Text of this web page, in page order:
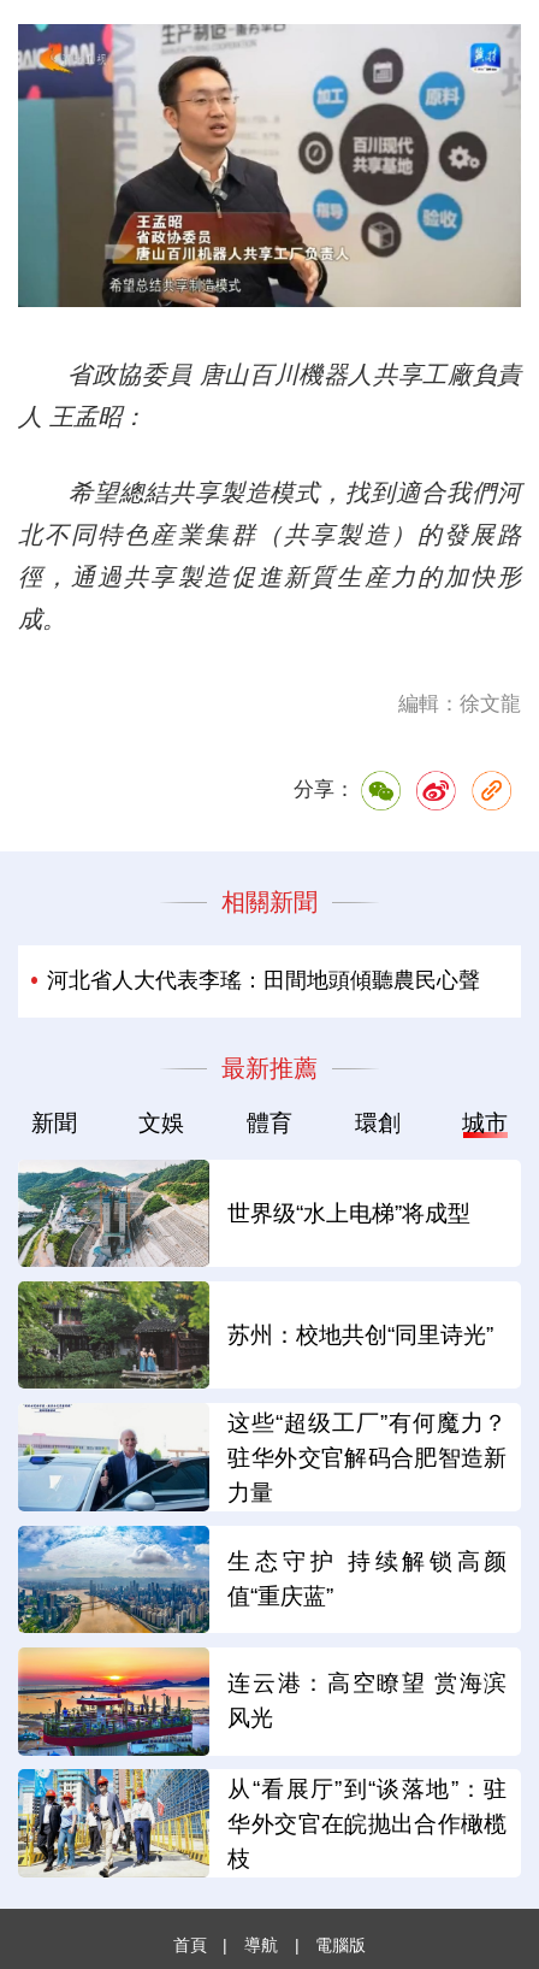
省政協委員 唐山百川機器人共享工廠負責
人 王孟昭：
希望總結共享製造模式，找到適合我們河
北不同特色産業集群（共享製造）的發展路
徑，通過共享製造促進新質生産力的加快形
成。
編輯：徐文龍
分享：
相關新聞
河北省人大代表李瑤：田間地頭傾聽農民心聲
最新推薦
新聞 文娛 體育 環創 城市
世界级“水上电梯”将成型
苏州：校地共创“同里诗光”
这些“超级工厂”有何魔力？
驻华外交官解码合肥智造新
力量
生态守护 持续解锁高颜
值“重庆蓝”
连云港：高空瞭望 赏海滨
风光
从“看展厅”到“谈落地”：驻
华外交官在皖抛出合作橄榄
枝
首頁 | 導航 | 電腦版